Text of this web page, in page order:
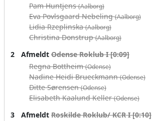
Pam Huntjens(Aalborg)
Eva Povlsgaard Nebeling(Aalborg)
Lidia Rzeplinska(Aalborg)
Christina Donstrup(Aalborg)
2 AfmeldtOdense Roklub I [0:09]
Regna Bottheim(Odense)
Nadine Heidi Brueckmann(Odense)
Ditte Sørensen(Odense)
Elisabeth Kaalund Keller(Odense)
3 AfmeldtRoskilde Roklub/ KCR I [0:10]